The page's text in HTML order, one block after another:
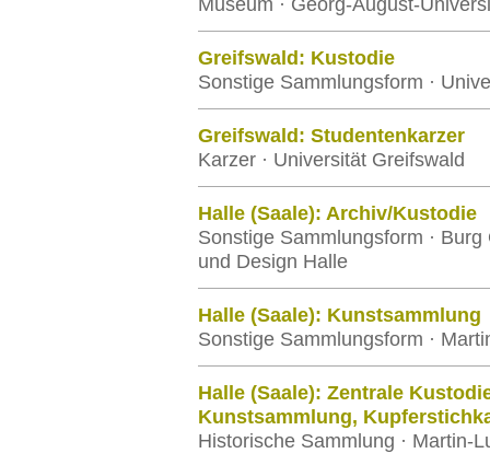
Museum · Georg-August-
Greifswald: Kustodie
Sonstige Sammlungsform ·
Greifswald: Studentenkarzer
Karzer · Universität Greifswald
Halle (Saale): Archiv/Kustodie
Sonstige Sammlungsform ·
und Design Halle
Halle (Saale): Kunstsammlung
Sonstige Sammlungsform ·
Halle (Saale): Zentrale
Kunstsammlung,
Historische Sammlung · Martin-